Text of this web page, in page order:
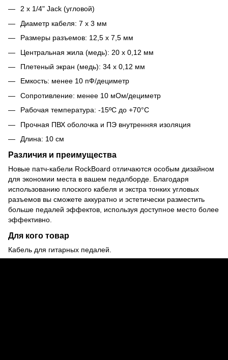
2 х 1/4" Jack (угловой)
Диаметр кабеля: 7 х 3 мм
Размеры разъемов: 12,5 х 7,5 мм
Центральная жила (медь): 20 х 0,12 мм
Плетеный экран (медь): 34 х 0,12 мм
Емкость: менее 10 пФ/дециметр
Сопротивление: менее 10 мОм/дециметр
Рабочая температура: -15ºC до +70°C
Прочная ПВХ оболочка и ПЭ внутренняя изоляция
Длина: 10 см
Различия и преимущества
Новые патч-кабели RockBoard отличаются особым дизайном
для экономии места в вашем педалборде. Благодаря
использованию плоского кабеля и экстра тонких угловых
разъемов вы сможете аккуратно и эстетически разместить
больше педалей эффектов, используя доступное место более
эффективно.
Для кого товар
Кабель для гитарных педалей.